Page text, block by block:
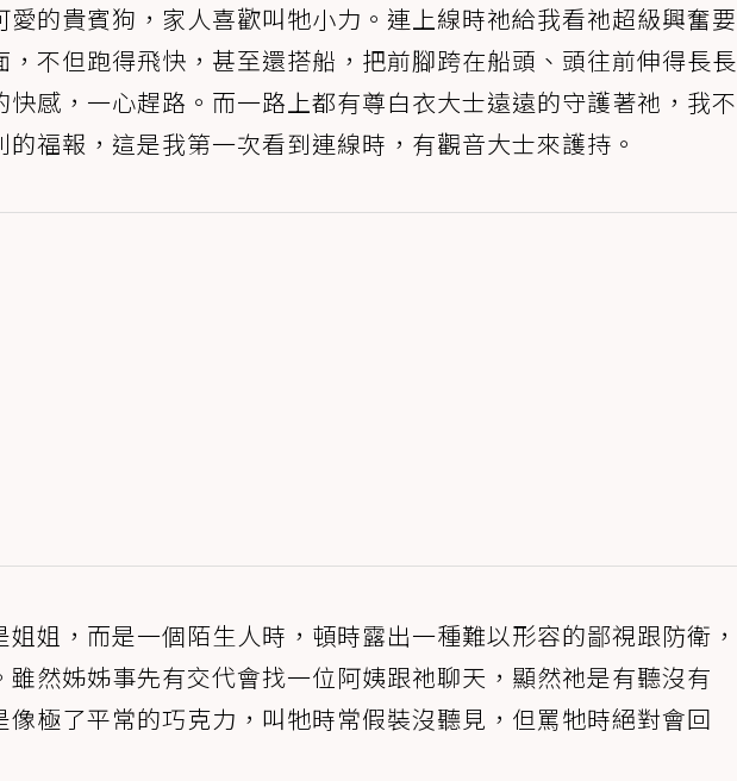
愛的貴賓狗，家人喜歡叫牠小力。連上線時祂給我看祂超級興奮要
，不但跑得飛快，甚至還搭船，把前腳跨在船頭、頭往前伸得長長
快感，一心趕路。而一路上都有尊白衣大士遠遠的守護著祂，我不
福報，這是我第一次看到連線時，有觀音大士來護持。
姐，而是一個陌生人時，頓時露出一種難以形容的鄙視跟防衛，
雖然姊姊事先有交代會找一位阿姨跟祂聊天，顯然祂是有聽沒有
像極了平常的巧克力，叫牠時常假裝沒聽見，但罵牠時絕對會回